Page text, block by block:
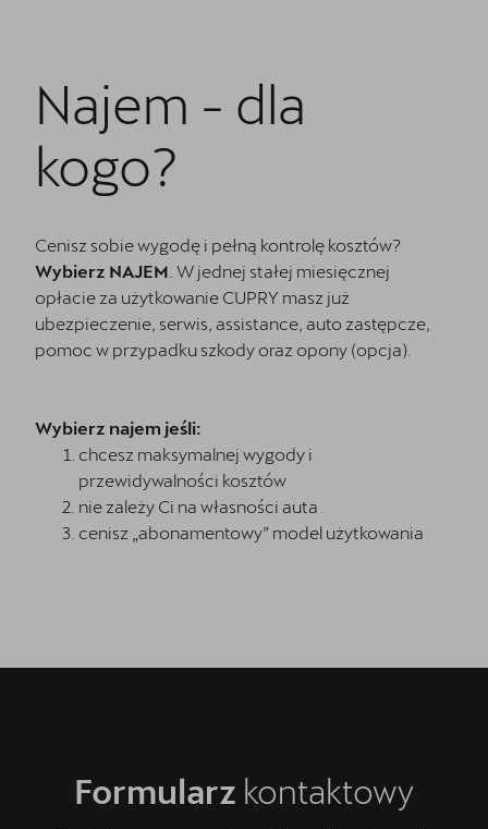
Najem - dla
kogo?
Cenisz sobie wygodę i pełną kontrolę kosztów?
Wybierz NAJEM . W jednej stałej miesięcznej
opłacie za użytkowanie CUPRY masz już
ubezpieczenie, serwis, assistance, auto zastępcze,
pomoc w przypadku szkody oraz opony (opcja).
Wybierz najem jeśli:
chcesz maksymalnej wygody i
przewidywalności kosztów
nie zależy Ci na własności auta
cenisz „abonamentowy” model użytkowania
Formularz kontaktowy